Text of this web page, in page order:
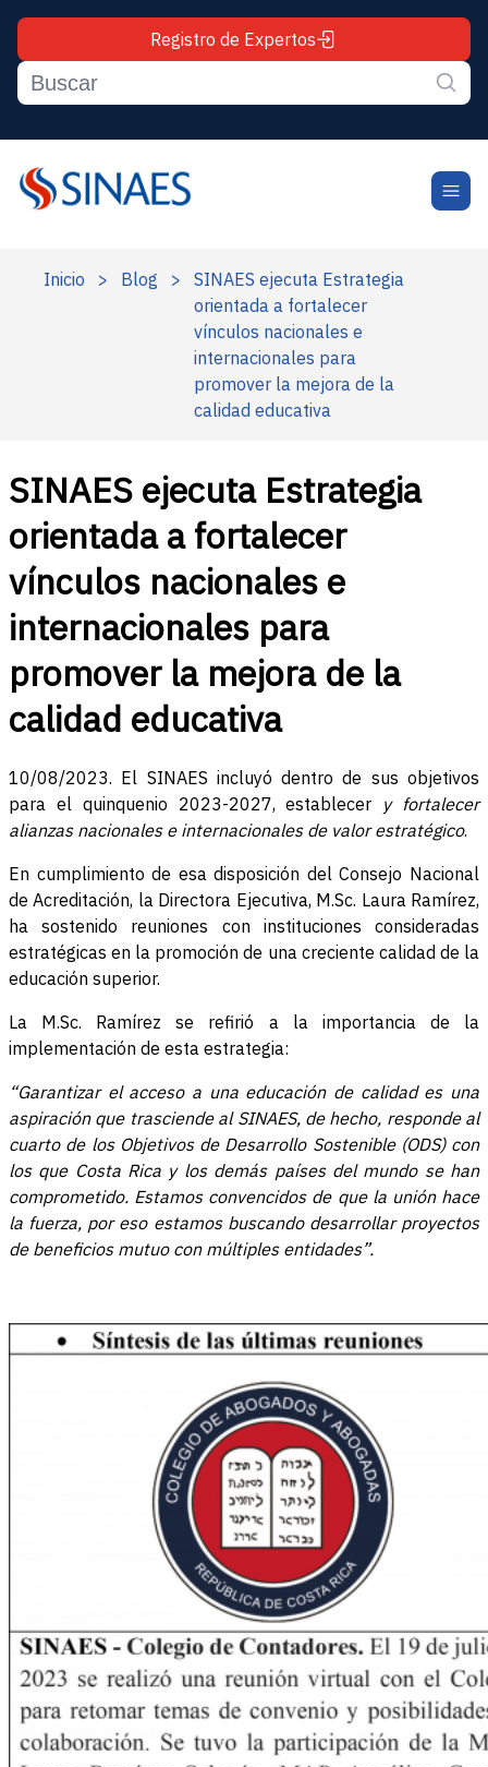
Registro de Expertos
Inicio > Blog >
SINAES ejecuta Estrategia
orientada a fortalecer
vínculos nacionales e
internacionales para
promover la mejora de la
calidad educativa
SINAES ejecuta Estrategia
orientada a fortalecer
vínculos nacionales e
internacionales para
promover la mejora de la
calidad educativa
10/08/2023. El SINAES incluyó dentro de sus objetivos
para el quinquenio 2023-2027, establecer y fortalecer
alianzas nacionales e internacionales de valor estratégico.
En cumplimiento de esa disposición del Consejo Nacional
de Acreditación, la Directora Ejecutiva, M.Sc. Laura Ramírez,
ha sostenido reuniones con instituciones consideradas
estratégicas en la promoción de una creciente calidad de la
educación superior.
La M.Sc. Ramírez se refirió a la importancia de la
implementación de esta estrategia:
“Garantizar el acceso a una educación de calidad es una
aspiración que trasciende al SINAES, de hecho, responde al
cuarto de los Objetivos de Desarrollo Sostenible (ODS) con
los que Costa Rica y los demás países del mundo se han
comprometido. Estamos convencidos de que la unión hace
la fuerza, por eso estamos buscando desarrollar proyectos
de beneficios mutuo con múltiples entidades”.